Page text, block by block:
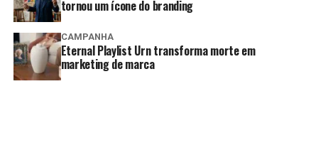
tornou um ícone do branding
CAMPANHA
Eternal Playlist Urn transforma morte em
marketing de marca